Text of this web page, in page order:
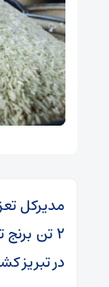
مدیرکل
۲ تن
در تبریز